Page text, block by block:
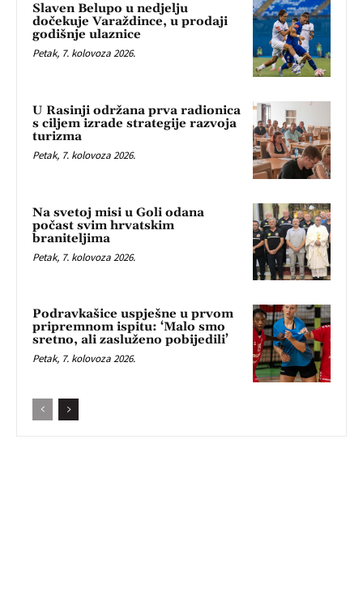
Slaven Belupo u nedjelju
dočekuje Varaždince, u prodaji
godišnje ulaznice
Petak, 7. kolovoza 2026.
U Rasinji održana prva radionica
s ciljem izrade strategije razvoja
turizma
Petak, 7. kolovoza 2026.
Na svetoj misi u Goli odana
počast svim hrvatskim
braniteljima
Petak, 7. kolovoza 2026.
Podravkašice uspješne u prvom
pripremnom ispitu: ‘Malo smo
sretno, ali zasluženo pobijedili’
Petak, 7. kolovoza 2026.